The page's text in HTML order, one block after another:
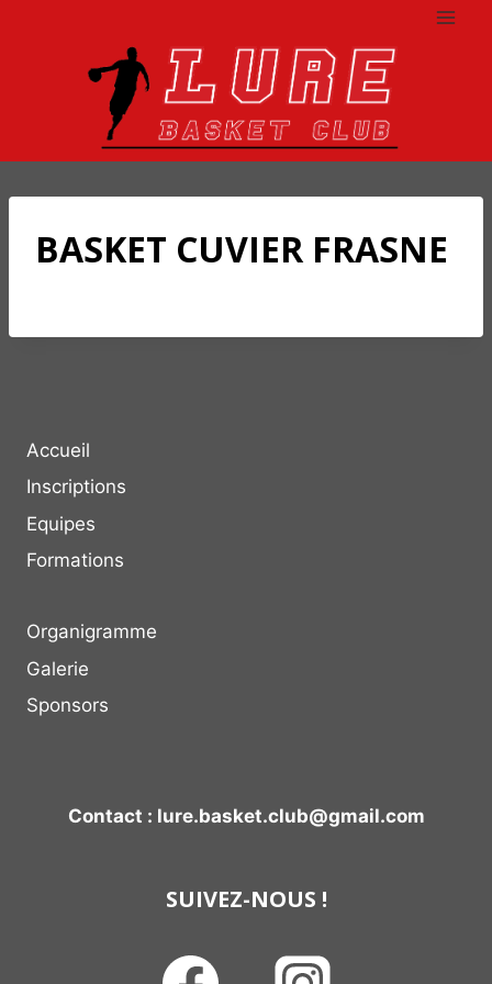
BASKET CUVIER FRASNE
Accueil
Inscriptions
Equipes
Formations
Organigramme
Galerie
Sponsors
Contact : lure.basket.club@gmail.com
SUIVEZ-NOUS !